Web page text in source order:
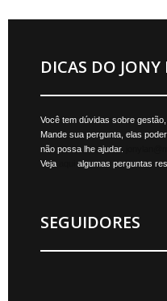
DICAS DO JONY
Você tem dúvidas sobre
Mande sua pergunta, elas
não possa lhe ajudar.
Veja
algumas perguntas
SEGUIDORES